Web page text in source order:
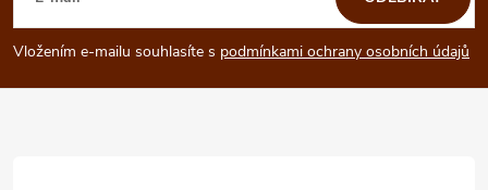
p
a
Vložením e-mailu souhlasíte s podmínkami ochrany osobních údajů